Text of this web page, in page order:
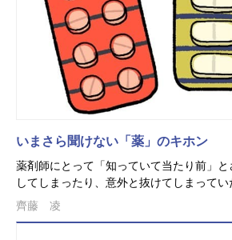
いまさら聞けない「薬」のキホン
薬剤師にとって「知っていて当たり前」
してしまったり、意外と抜けてしまってい
齊藤 凌